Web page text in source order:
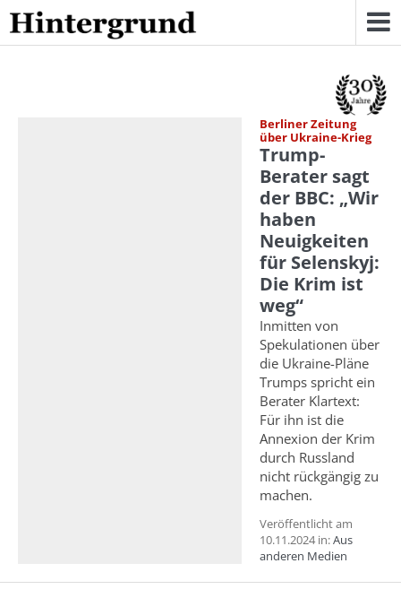
Skip
to
content
Berliner Zeitung
über Ukraine-Krieg
Trump-
Berater sagt
der BBC: „Wir
haben
Neuigkeiten
für Selenskyj:
Die Krim ist
weg“
Inmitten von
Spekulationen über
die Ukraine-Pläne
Trumps spricht ein
Berater Klartext:
Für ihn ist die
Annexion der Krim
durch Russland
nicht rückgängig zu
machen.
Veröffentlicht am
10.11.2024 in:Aus
anderen Medien